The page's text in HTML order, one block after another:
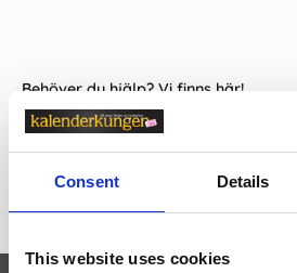
Consent Details
This website uses cookies
Behöver du hjälp? Vi finns här!
Kundservice har öppet helgfria
telefon013-480 91 30, e-post